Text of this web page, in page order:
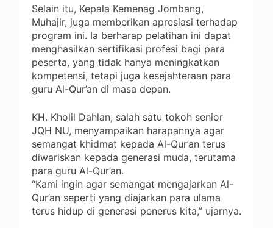
Selain itu, Kepala Kemenag Jombang,
Muhajir, juga memberikan apresiasi terhadap
program ini. Ia berharap pelatihan ini dapat
menghasilkan sertifikasi profesi bagi para
peserta, yang tidak hanya meningkatkan
kompetensi, tetapi juga kesejahteraan para
guru Al-Qur’an di masa depan.
KH. Kholil Dahlan, salah satu tokoh senior
JQH NU, menyampaikan harapannya agar
semangat khidmat kepada Al-Qur’an terus
diwariskan kepada generasi muda, terutama
para guru Al-Qur’an.
“Kami ingin agar semangat mengajarkan Al-
Qur’an seperti yang diajarkan para ulama
terus hidup di generasi penerus kita,” ujarnya.